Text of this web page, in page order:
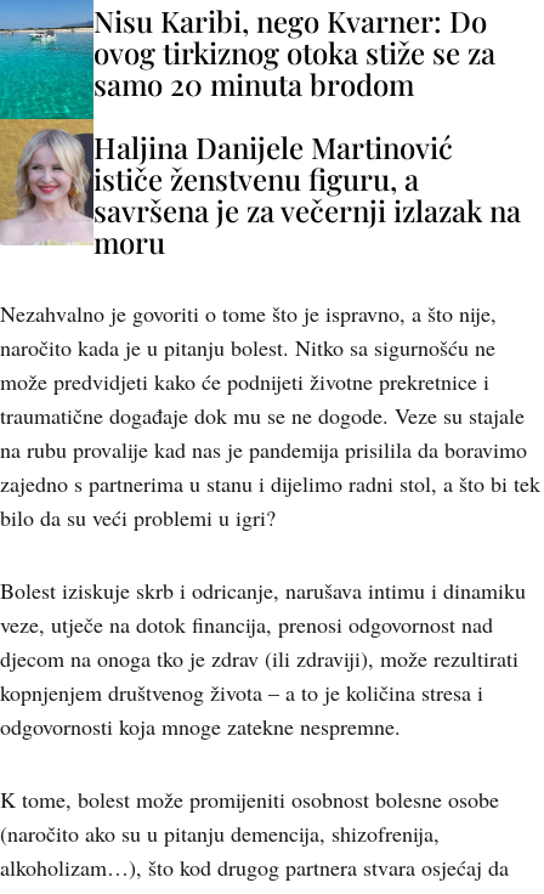
Nisu Karibi, nego Kvarner: Do
ovog tirkiznog otoka stiže se za
samo 20 minuta brodom
Haljina Danijele Martinović
ističe ženstvenu figuru, a
savršena je za večernji izlazak na
moru
Nezahvalno je govoriti o tome što je ispravno, a što nije,
naročito kada je u pitanju bolest. Nitko sa sigurnošću ne
može predvidjeti kako će podnijeti životne prekretnice i
traumatične događaje dok mu se ne dogode. Veze su stajale
na rubu provalije kad nas je pandemija prisilila da boravimo
zajedno s partnerima u stanu i dijelimo radni stol, a što bi tek
bilo da su veći problemi u igri?
Bolest iziskuje skrb i odricanje, narušava intimu i dinamiku
veze, utječe na dotok financija, prenosi odgovornost nad
djecom na onoga tko je zdrav (ili zdraviji), može rezultirati
kopnjenjem društvenog života – a to je količina stresa i
odgovornosti koja mnoge zatekne nespremne.
K tome, bolest može promijeniti osobnost bolesne osobe
(naročito ako su u pitanju demencija, shizofrenija,
alkoholizam…), što kod drugog partnera stvara osjećaj da